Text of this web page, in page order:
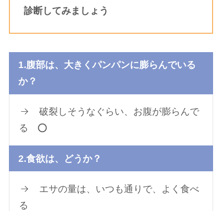
診断してみましょう
1.腹部は、大きくパンパンに膨らんでいる
か？
破裂しそうなぐらい、お腹が膨らんで
る
2.食欲は、どうか？
エサの量は、いつも通りで、よく食べ
る